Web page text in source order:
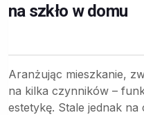
na szkło w domu
Aranżując mieszkanie,
na kilka czynników –
estetykę. Stale jednak